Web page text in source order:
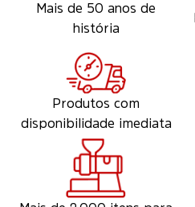
Mais de 50 anos de
história
Produtos com
disponibilidade imediata